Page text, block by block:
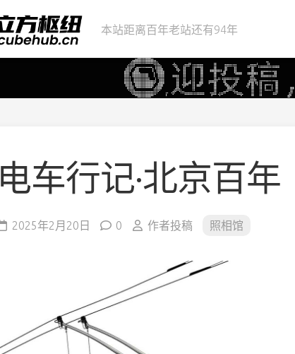
本站距离百年老站还有94年
电车行记·北京百年
2025年2月20日 0 作者投稿 照相馆